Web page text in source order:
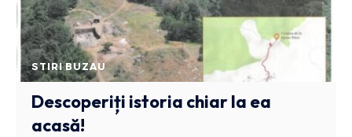
STIRI BUZAU
Descoperiți istoria chiar la ea
acasă!